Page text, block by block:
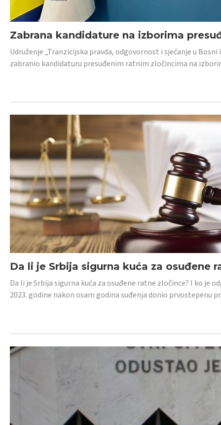
Zabrana kandidature na izborima
Udruženje „Tranzicijska pravda, odgovornost i sjećanje u
zabranio kandidaturu presuđenim ratnim zločincima na
Da li je Srbija sigurna kuća za osuđene
Da li je Srbija sigurna kuća za osuđene ratne zločince? I ko je
2023. godine nakon osam godina suđenja donio prvostepenu